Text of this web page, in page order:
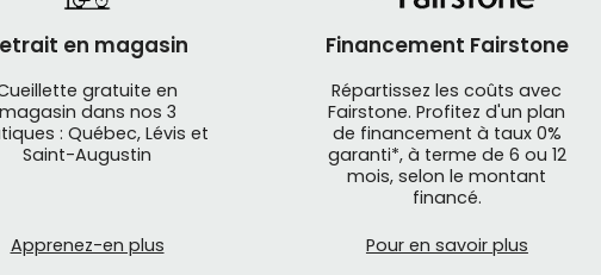
en magasin
gratuite en
magasin dans nos 3
: Québec, Lévis et
Saint-Augustin
Apprenez-en plus
Financement Fairstone
Répartissez les coûts avec
Fairstone. Profitez d'un plan
de financement à taux 0%
garanti*, à terme de 6 ou 12
mois, selon le montant
financé.
Pour en savoir plus